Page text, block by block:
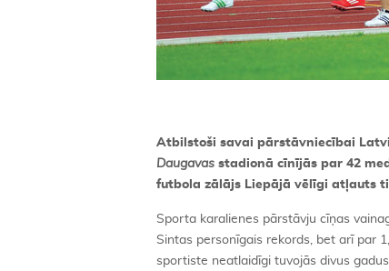
Atbilstoši savai pārstāvniecībai
Daugavas stadionā cīnījās par 42
futbola zālājs Liepājā vēlīgi atļauts
Sporta karalienes pārstāvju cīņas
Sintas personīgais rekords, bet arī par
sportiste neatlaidīgi tuvojās divus